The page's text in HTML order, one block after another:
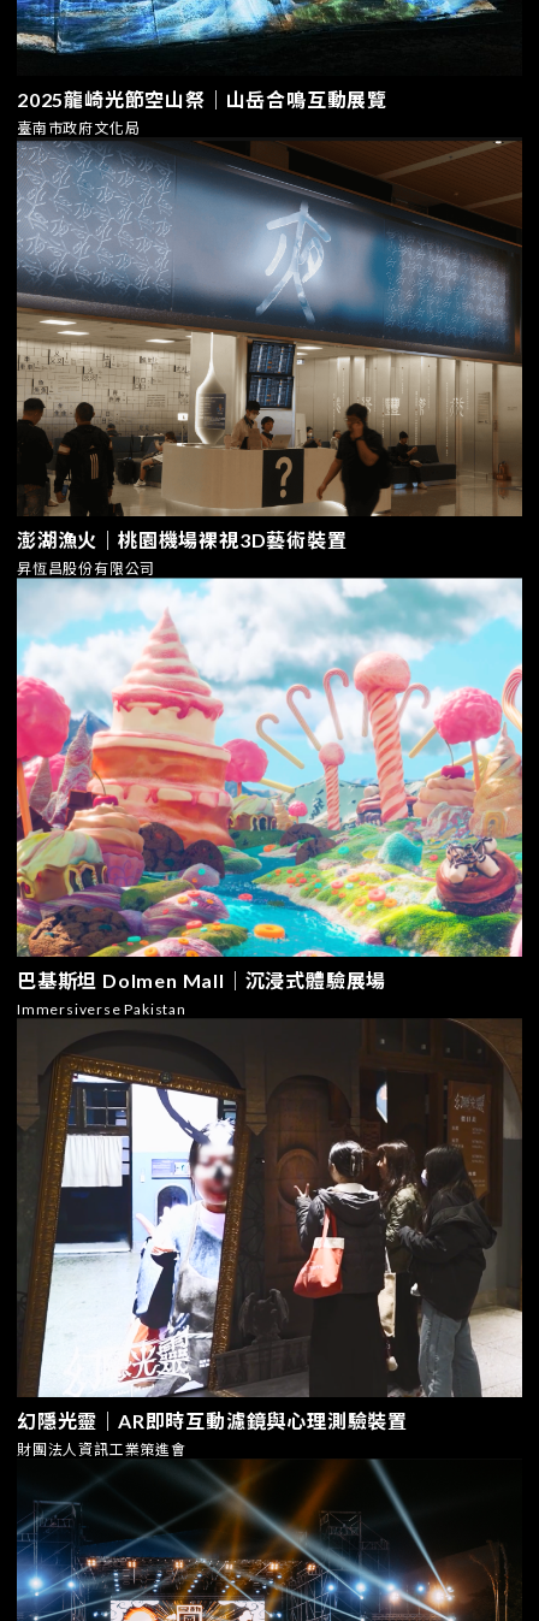
2025龍崎光節空山祭｜山岳合鳴互動展覽
臺南市政府文化局
澎湖漁火｜桃園機場裸視3D藝術裝置
昇恆昌股份有限公司
巴基斯坦 Dolmen Mall｜沉浸式體驗展場
Immersiverse Pakistan
幻隱光靈｜AR即時互動濾鏡與心理測驗裝置
財團法人資訊工業策進會